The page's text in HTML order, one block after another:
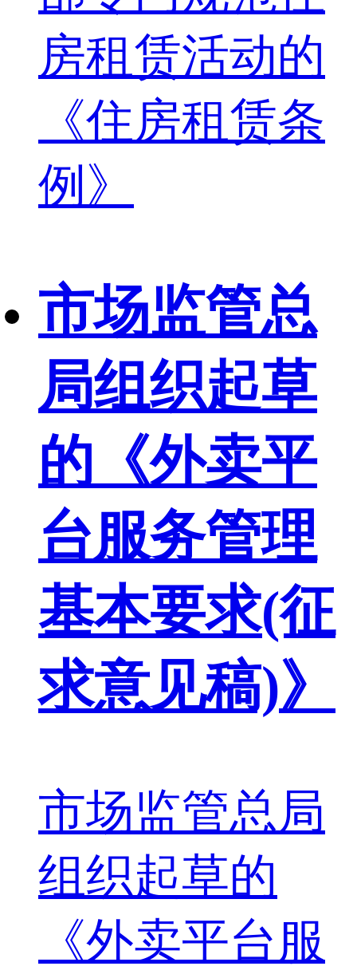
房租赁活动的
《住房租赁条
例》
市场监管总
局组织起草
的《外卖平
台服务管理
基本要求(征
求意见稿)》
市场监管总局
组织起草的
《外卖平台服